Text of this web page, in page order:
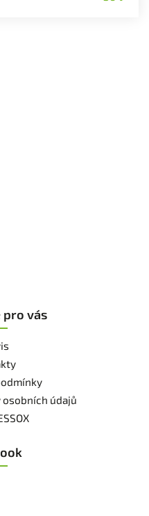
pro vás
osobních údajů